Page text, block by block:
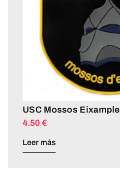
USC Mossos Eixample
4.50 €
Leer más